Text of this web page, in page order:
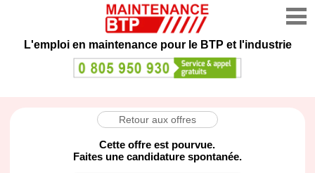
L'emploi en maintenance pour le BTP et l'industrie
Retour aux offres
Cette offre est pourvue.
Faites une candidature spontanée.